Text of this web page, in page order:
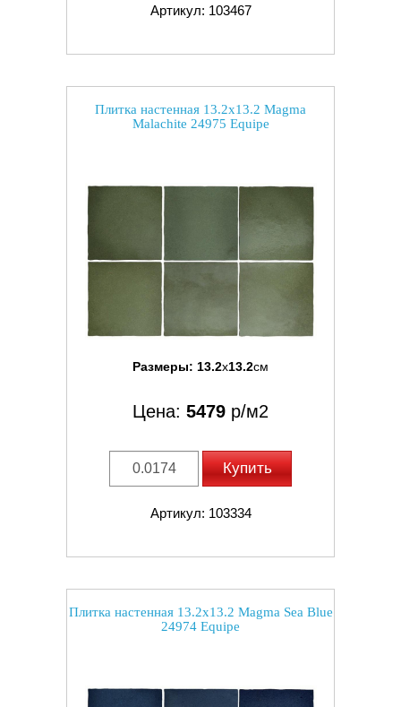
Артикул: 103467
Плитка настенная 13.2x13.2 Magma
Malachite 24975 Equipe
Размеры: 13.2x13.2см
Цена: 5479 р/м2
Купить
Артикул: 103334
Плитка настенная 13.2x13.2 Magma Sea Blue
24974 Equipe